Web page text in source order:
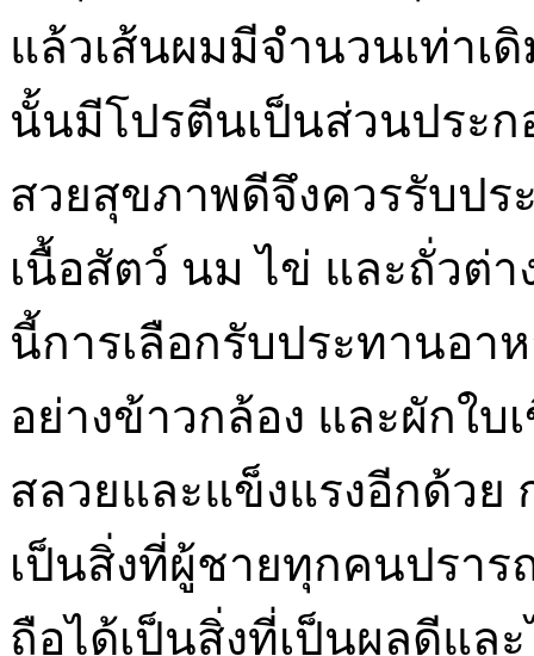
แล้วเส้นผมมีจำนวนเท่าเ
นั้นมีโปรตีนเป็นส่วนประ
สวยสุขภาพดีจึงควรรับปร
เนื้อสัตว์ นม ไข่ และถั่วต่
นี้การเลือกรับประทานอา
อย่างข้าวกล้อง และผักใ
สลวยและแข็งแรงอีกด้ว
เป็นสิ่งที่ผู้ชายทุกคนปราร
ถือได้เป็นสิ่งที่เป็นผลดีแล